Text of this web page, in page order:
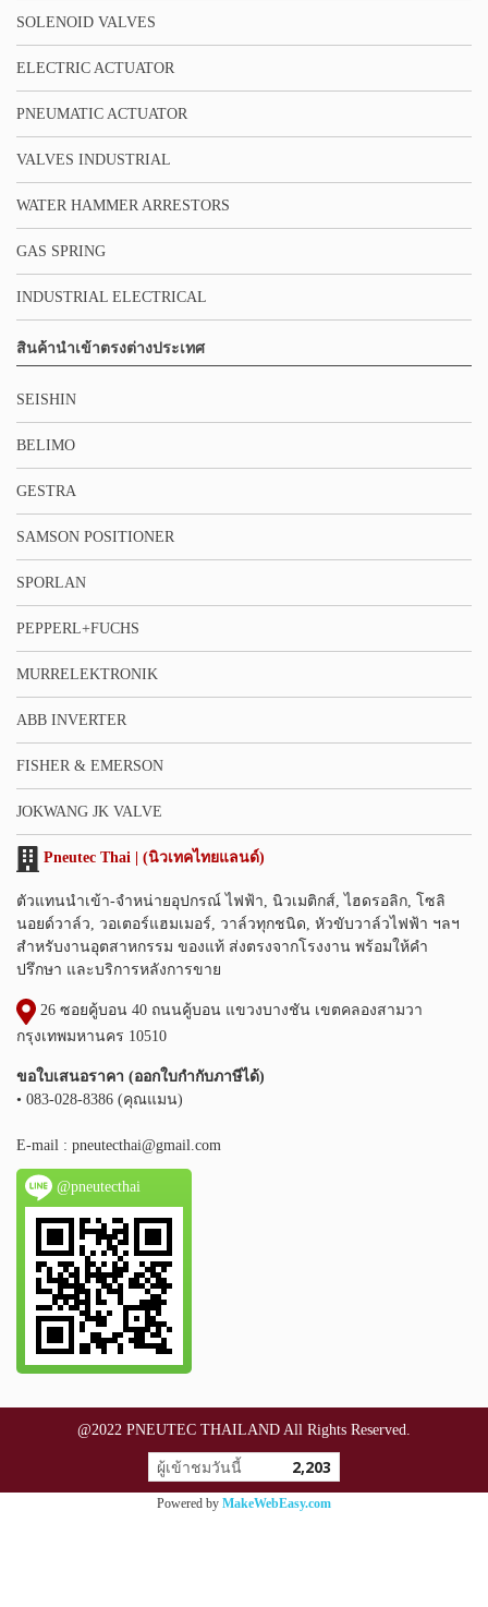
SOLENOID VALVES
ELECTRIC ACTUATOR
PNEUMATIC ACTUATOR
VALVES INDUSTRIAL
WATER HAMMER ARRESTORS
GAS SPRING
INDUSTRIAL ELECTRICAL
สินค้านำเข้าตรงต่างประเทศ
SEISHIN
BELIMO
GESTRA
SAMSON POSITIONER
SPORLAN
PEPPERL+FUCHS
MURRELEKTRONIK
ABB INVERTER
FISHER & EMERSON
JOKWANG JK VALVE
Pneutec Thai | (นิวเทคไทยแลนด์)
ตัวแทนนำเข้า-จำหน่ายอุปกรณ์ ไฟฟ้า, นิวเมติกส์, ไฮดรอลิก, โซลิ
นอยด์วาล์ว, วอเตอร์แฮมเมอร์, วาล์วทุกชนิด, หัวขับวาล์วไฟฟ้า ฯลฯ
สำหรับงานอุตสาหกรรม ของแท้ ส่งตรงจากโรงงาน พร้อมให้คำ
ปรึกษา และบริการหลังการขาย
26 ซอยคู้บอน 40 ถนนคู้บอน แขวงบางชัน เขตคลองสามวา
กรุงเทพมหานคร 10510
ขอใบเสนอราคา (ออกใบกำกับภาษีได้)
• 083-028-8386 (คุณแมน)
E-mail : pneutecthai@gmail.com
@pneutecthai
@2022 PNEUTEC THAILAND All Rights Reserved.
ผู้เข้าชมวันนี้ 2,203
Powered by MakeWebEasy.com